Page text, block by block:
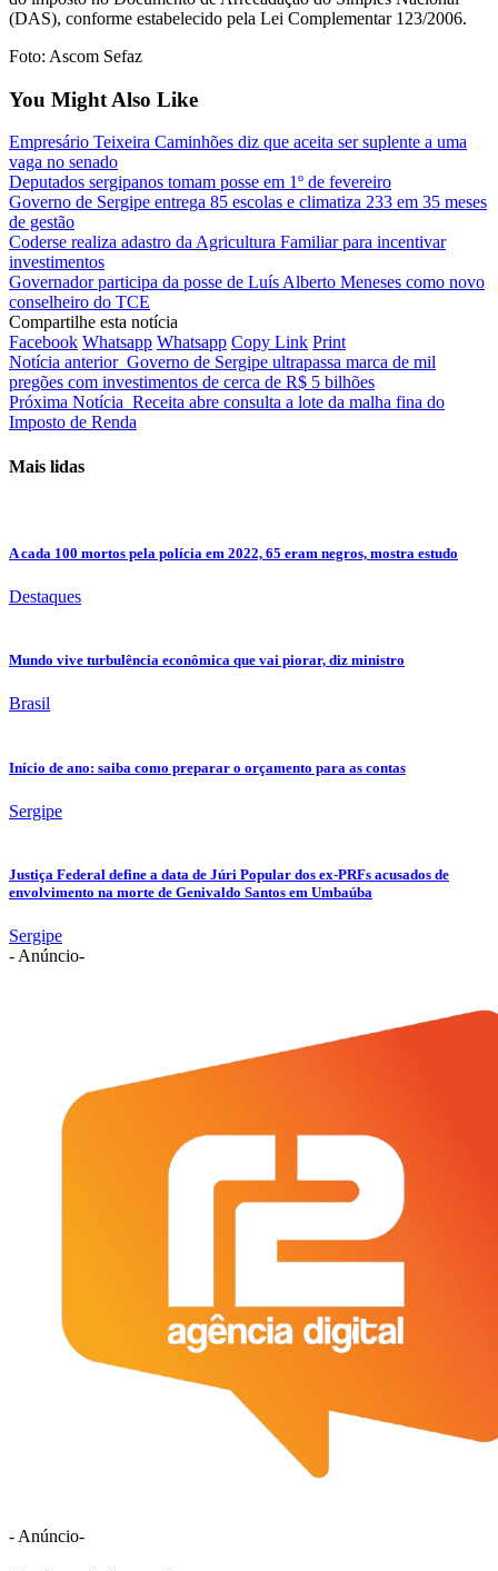
(DAS), conforme estabelecido pela Lei Complementar 123/2006.
Foto: Ascom Sefaz
You Might Also Like
Empresário Teixeira Caminhões diz que aceita ser suplente a uma
vaga no senado
Deputados sergipanos tomam posse em 1º de fevereiro
Governo de Sergipe entrega 85 escolas e climatiza 233 em 35 meses
de gestão
Coderse realiza adastro da Agricultura Familiar para incentivar
investimentos
Governador participa da posse de Luís Alberto Meneses como novo
conselheiro do TCE
Compartilhe esta notícia
Facebook Whatsapp Whatsapp Copy Link Print
Notícia anterior Governo de Sergipe ultrapassa marca de mil
pregões com investimentos de cerca de R$ 5 bilhões
Próxima Notícia Receita abre consulta a lote da malha fina do
Imposto de Renda
Mais lidas
A cada 100 mortos pela polícia em 2022, 65 eram negros, mostra estudo
Destaques
Mundo vive turbulência econômica que vai piorar, diz ministro
Brasil
Início de ano: saiba como preparar o orçamento para as contas
Sergipe
Justiça Federal define a data de Júri Popular dos ex-PRFs acusados de
envolvimento na morte de Genivaldo Santos em Umbaúba
Sergipe
- Anúncio-
- Anúncio-